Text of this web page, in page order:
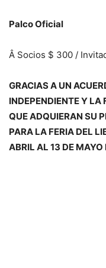
Palco Oficial
Â Socios $ 300 /
GRACIAS A UN
INDEPENDIENTE Y LA
QUE ADQUIERAN SU
PARA LA FERIA DEL
ABRIL AL 13 DE MAYO